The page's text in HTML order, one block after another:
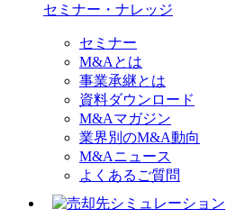
セミナー・ナレッジ
セミナー
M&Aとは
事業承継とは
資料ダウンロード
M&Aマガジン
業界別のM&A動向
M&Aニュース
よくあるご質問